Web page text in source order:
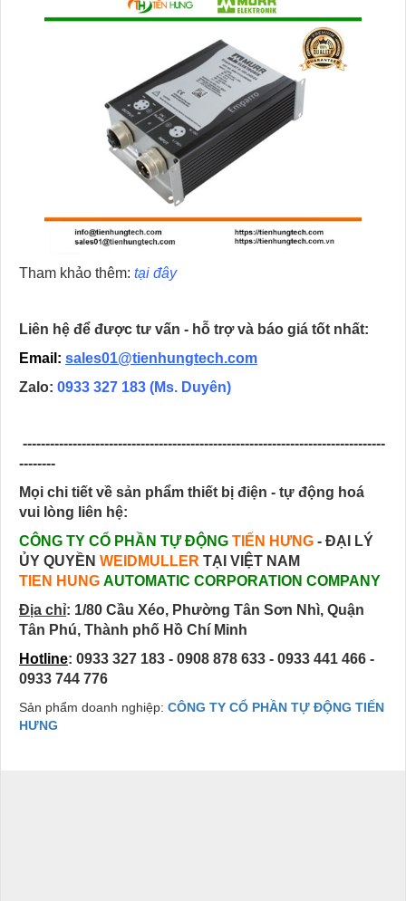
Tham khảo thêm: tại đây
Liên hệ để được tư vấn - hỗ trợ và báo giá tốt nhất:
Email: sales01@tienhungtech.com
Zalo: 0933 327 183 (Ms. Duyên)
--------------------------------------------------------------------------------
--------
Mọi chi tiết về sản phẩm thiết bị điện - tự động hoá
vui lòng liên hệ:
CÔNG TY CỔ PHẦN TỰ ĐỘNG TIẾN HƯNG - ĐẠI LÝ
ỦY QUYỀN WEIDMULLER TẠI VIỆT NAM
TIEN HUNG AUTOMATIC CORPORATION COMPANY
Địa chỉ: 1/80 Cầu Xéo, Phường Tân Sơn Nhì, Quận
Tân Phú, Thành phố Hồ Chí Minh
Hotline: 0933 327 183 - 0908 878 633 - 0933 441 466 -
0933 744 776
Sản phẩm doanh nghiệp: CÔNG TY CỔ PHẦN TỰ ĐỘNG TIẾN
HƯNG